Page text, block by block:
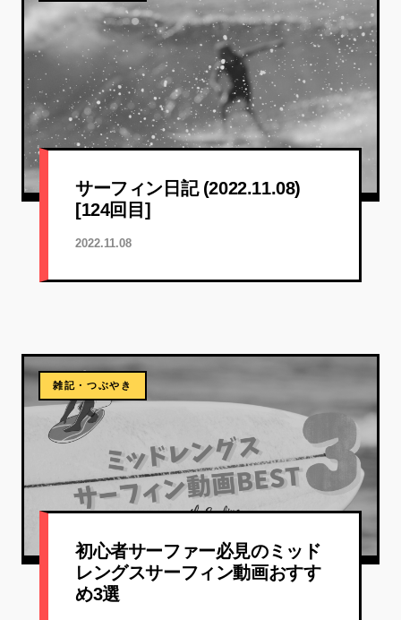
サーフィン日記 (2022.11.08)
[124回目]
2022.11.08
雑記・つぶやき
初心者サーファー必見のミッド
レングスサーフィン動画おすす
め3選